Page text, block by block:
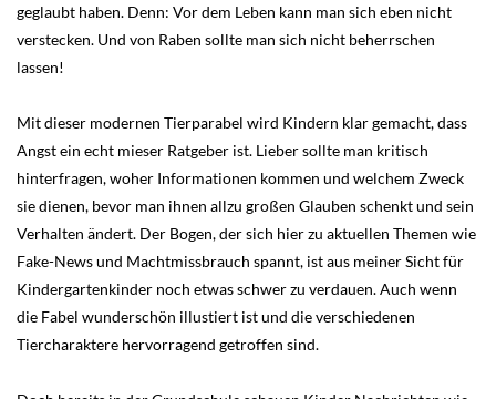
geglaubt haben. Denn: Vor dem Leben kann man sich eben nicht
verstecken. Und von Raben sollte man sich nicht beherrschen
lassen!
Mit dieser modernen Tierparabel wird Kindern klar gemacht, dass
Angst ein echt mieser Ratgeber ist. Lieber sollte man kritisch
hinterfragen, woher Informationen kommen und welchem Zweck
sie dienen, bevor man ihnen allzu großen Glauben schenkt und sein
Verhalten ändert. Der Bogen, der sich hier zu aktuellen Themen wie
Fake-News und Machtmissbrauch spannt, ist aus meiner Sicht für
Kindergartenkinder noch etwas schwer zu verdauen. Auch wenn
die Fabel wunderschön illustiert ist und die verschiedenen
Tiercharaktere hervorragend getroffen sind.